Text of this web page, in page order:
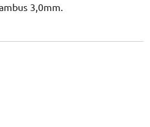
3,0mm.